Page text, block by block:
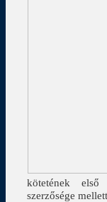
kötetének
szerzősége